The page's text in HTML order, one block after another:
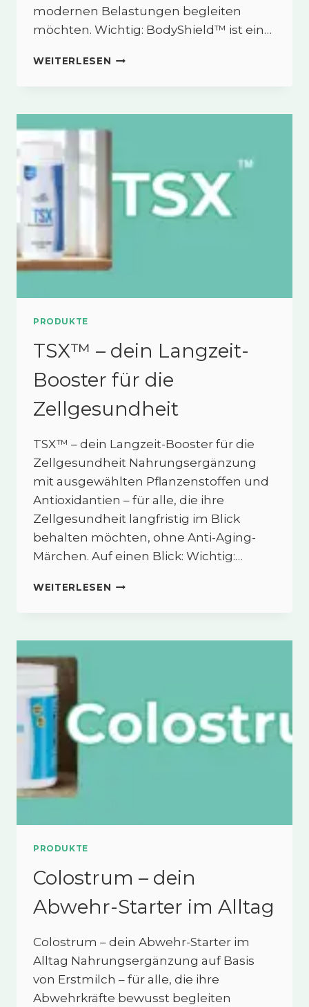
modernen Belastungen begleiten
möchten. Wichtig: BodyShield™ ist ein…
WEITERLESEN BODYSHIELD™
VON
INNEN
PRODUKTE
TSX™ – dein Langzeit-
Booster für die
Zellgesundheit
TSX™ – dein Langzeit-Booster für die
Zellgesundheit Nahrungsergänzung
mit ausgewählten Pflanzenstoffen und
Antioxidantien – für alle, die ihre
Zellgesundheit langfristig im Blick
behalten möchten, ohne Anti-Aging-
Märchen. Auf einen Blick: Wichtig:…
WEITERLESEN TSX™
BOOSTER
PRODUKTE
Colostrum – dein
Abwehr-Starter im Alltag
Colostrum – dein Abwehr-Starter im
Alltag Nahrungsergänzung auf Basis
von Erstmilch – für alle, die ihre
Abwehrkräfte bewusst begleiten